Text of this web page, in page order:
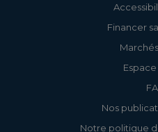
Financer
Nos
Notre politique